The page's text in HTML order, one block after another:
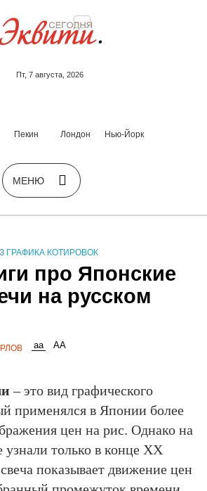
Пт, 7 августа, 2026
Пекин Лондон Нью-Йорк
ГРАФИКА КОТИРОВОК
про Японские
на русском
– это вид графического
применялся в Японии более
цен на рис. Однако на
узнали только в конце XX
показывает движение цен